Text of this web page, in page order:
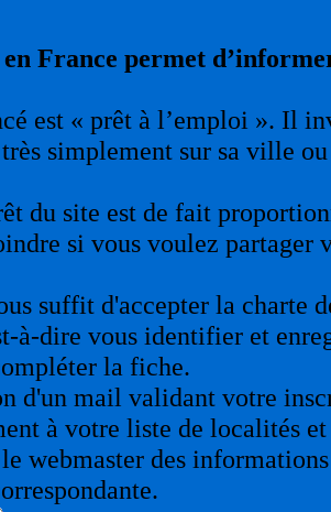
France permet
est « prêt à l’emploi ». Il
simplement sur sa ville
du site est de fait
si vous voulez
suffit d'accepter la charte
à-dire vous identifier et
la fiche.
d'un mail validant votre
à votre liste de localités
webmaster des